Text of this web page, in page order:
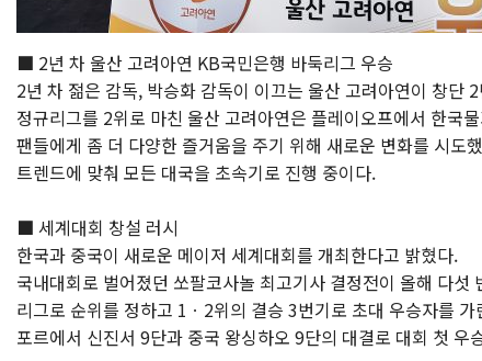
■ 2년 차 울산 고려아연 KB국민은행 바둑리그 우승
2년 차 젊은 감독, 박승화 감독이 이끄는 울산 고려아연이 창
정규리그를 2위로 마친 울산 고려아연은 플레이오프에서 한국
팬들에게 좀 더 다양한 즐거움을 주기 위해 새로운 변화를 시
트렌드에 맞춰 모든 대국을 초속기로 진행 중이다.
■ 세계대회 창설 러시
한국과 중국이 새로운 메이저 세계대회를 개최한다고 밝혔다.
국내대회로 벌어졌던 쏘팔코사놀 최고기사 결정전이 올해 다
리그로 순위를 정하고 1ㆍ2위의 결승 3번기로 초대 우승자를
포르에서 신진서 9단과 중국 왕싱하오 9단의 대결로 대회 첫 우